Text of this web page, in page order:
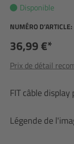
Disponible
NUMÉRO D’ARTICLE:
36,99 €*
Prix de détail
FIT câble
Légende de